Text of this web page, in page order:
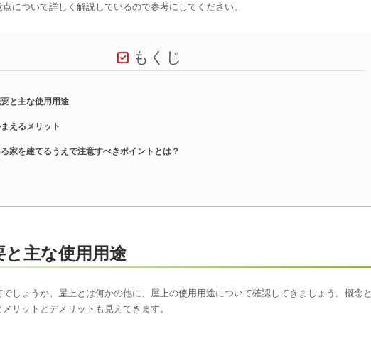
点について詳しく解説しているので参考にしてください。
もくじ
と主な使用用途
えるメリット
家を建てるうえで注意すべきポイントとは？
と主な使用用途
しょうか。屋上とは何かの他に、屋上の使用用途について確認してきましょう。概念と
リットとデメリットも見えてきます。